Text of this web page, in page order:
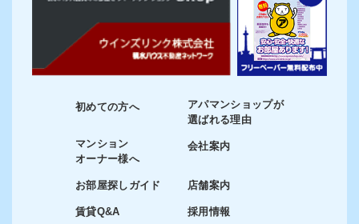
初めての方へ
マンション
オーナー様へ
お部屋探しガイド
賃貸Q&A
アパマンショップが
選ばれる理由
会社案内
店舗案内
採用情報